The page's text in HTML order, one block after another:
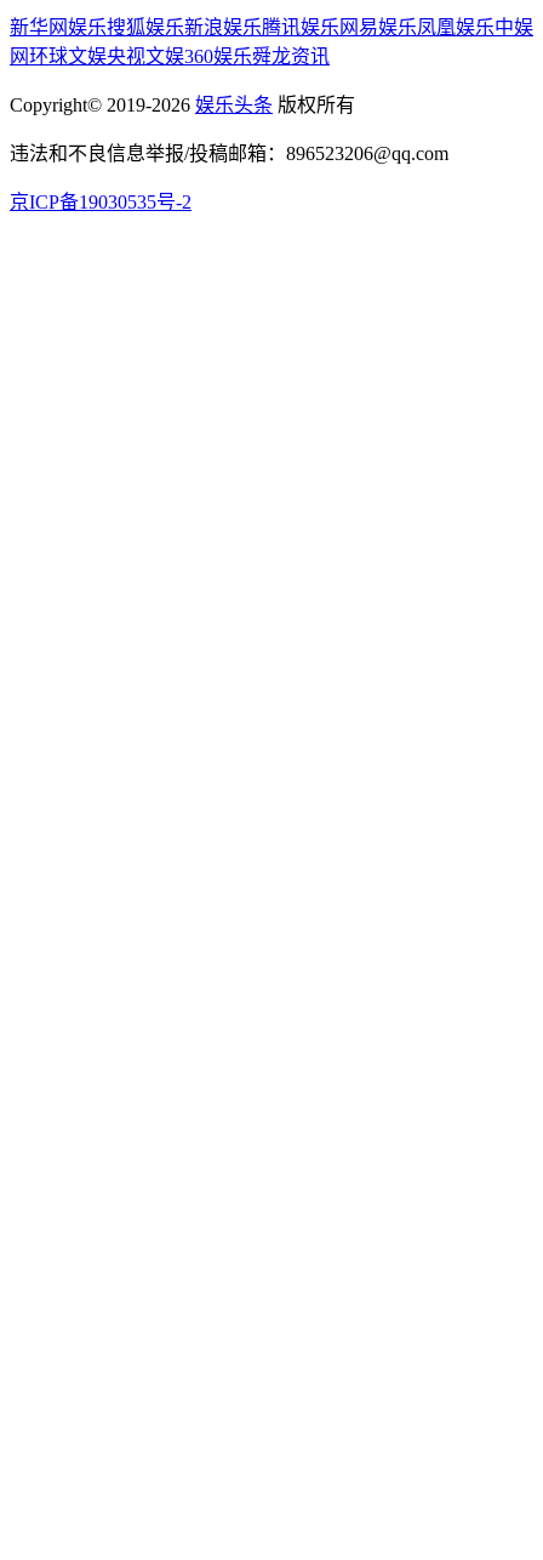
新华网娱乐搜狐娱乐新浪娱乐腾讯娱乐 网易娱乐凤凰娱乐中娱
网环球文娱央视文娱360娱乐舜龙资讯
Copyright© 2019-2026 娱乐头条 版权所有
违法和不良信息举报/投稿邮箱：896523206@qq.com
京ICP备19030535号-2